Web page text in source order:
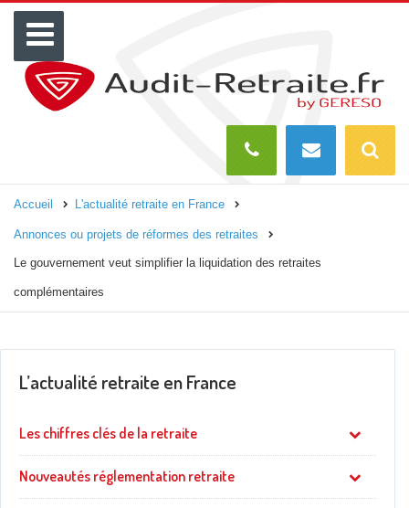
Menu
Accueil L'actualité retraite en France
Annonces ou projets de réformes des retraites
Le gouvernement veut simplifier la liquidation des retraites
complémentaires
L’actualité retraite en France
Les chiffres clés de la retraite
Nouveautés réglementation retraite